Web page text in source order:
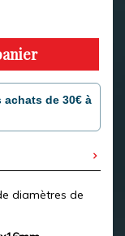
achats de 30€ à
diamètres de